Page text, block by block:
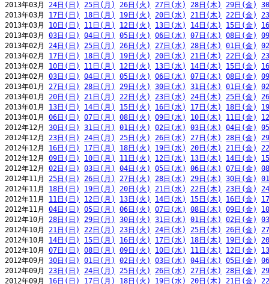
2013年03月 24日(日) 25日(月) 26日(火) 27日(水) 28日(木) 29日(金)
2013年03月 17日(日) 18日(月) 19日(火) 20日(水) 21日(木) 22日(金)
2013年03月 10日(日) 11日(月) 12日(火) 13日(水) 14日(木) 15日(金)
2013年03月 03日(日) 04日(月) 05日(火) 06日(水) 07日(木) 08日(金)
2013年02月 24日(日) 25日(月) 26日(火) 27日(水) 28日(木) 01日(金)
2013年02月 17日(日) 18日(月) 19日(火) 20日(水) 21日(木) 22日(金)
2013年02月 10日(日) 11日(月) 12日(火) 13日(水) 14日(木) 15日(金)
2013年02月 03日(日) 04日(月) 05日(火) 06日(水) 07日(木) 08日(金)
2013年01月 27日(日) 28日(月) 29日(火) 30日(水) 31日(木) 01日(金)
2013年01月 20日(日) 21日(月) 22日(火) 23日(水) 24日(木) 25日(金)
2013年01月 13日(日) 14日(月) 15日(火) 16日(水) 17日(木) 18日(金)
2013年01月 06日(日) 07日(月) 08日(火) 09日(水) 10日(木) 11日(金)
2012年12月 30日(日) 31日(月) 01日(火) 02日(水) 03日(木) 04日(金)
2012年12月 23日(日) 24日(月) 25日(火) 26日(水) 27日(木) 28日(金)
2012年12月 16日(日) 17日(月) 18日(火) 19日(水) 20日(木) 21日(金)
2012年12月 09日(日) 10日(月) 11日(火) 12日(水) 13日(木) 14日(金)
2012年12月 02日(日) 03日(月) 04日(火) 05日(水) 06日(木) 07日(金)
2012年11月 25日(日) 26日(月) 27日(火) 28日(水) 29日(木) 30日(金)
2012年11月 18日(日) 19日(月) 20日(火) 21日(水) 22日(木) 23日(金)
2012年11月 11日(日) 12日(月) 13日(火) 14日(水) 15日(木) 16日(金)
2012年11月 04日(日) 05日(月) 06日(火) 07日(水) 08日(木) 09日(金)
2012年10月 28日(日) 29日(月) 30日(火) 31日(水) 01日(木) 02日(金)
2012年10月 21日(日) 22日(月) 23日(火) 24日(水) 25日(木) 26日(金)
2012年10月 14日(日) 15日(月) 16日(火) 17日(水) 18日(木) 19日(金)
2012年10月 07日(日) 08日(月) 09日(火) 10日(水) 11日(木) 12日(金)
2012年09月 30日(日) 01日(月) 02日(火) 03日(水) 04日(木) 05日(金)
2012年09月 23日(日) 24日(月) 25日(火) 26日(水) 27日(木) 28日(金)
2012年09月 16日(日) 17日(月) 18日(火) 19日(水) 20日(木) 21日(金)